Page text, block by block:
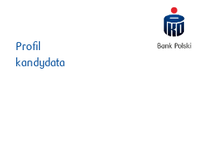
Profil
kandydata